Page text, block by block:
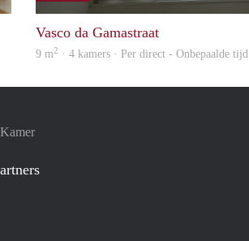
Vasco da Gamastraat
9 m2 · 4 kamers · Per direct - Onbepaalde tijd